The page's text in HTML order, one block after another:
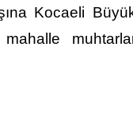
Kocaeli